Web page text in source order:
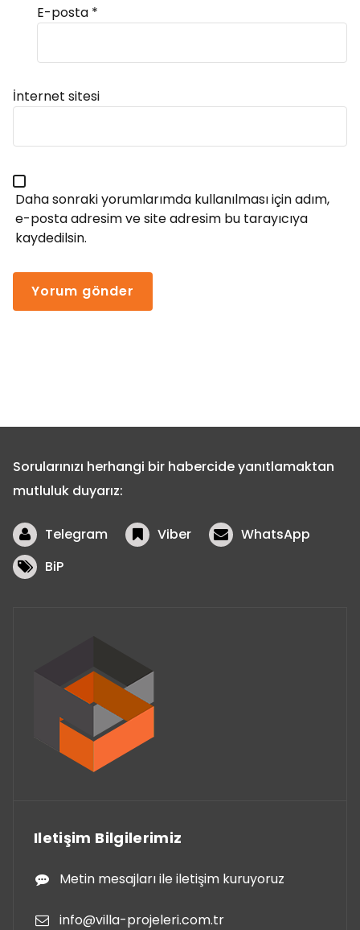
E-posta *
İnternet sitesi
Daha sonraki yorumlarımda kullanılması için adım,
e-posta adresim ve site adresim bu tarayıcıya
kaydedilsin.
Alternative:
Sorularınızı herhangi bir habercide yanıtlamaktan
mutluluk duyarız:
Telegram Viber
WhatsApp
BiP
Iletişim Bilgilerimiz
Metin mesajları ile iletişim kuruyoruz
info@villa-projeleri.com.tr